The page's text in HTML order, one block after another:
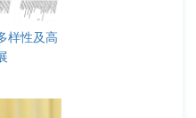
样性及高